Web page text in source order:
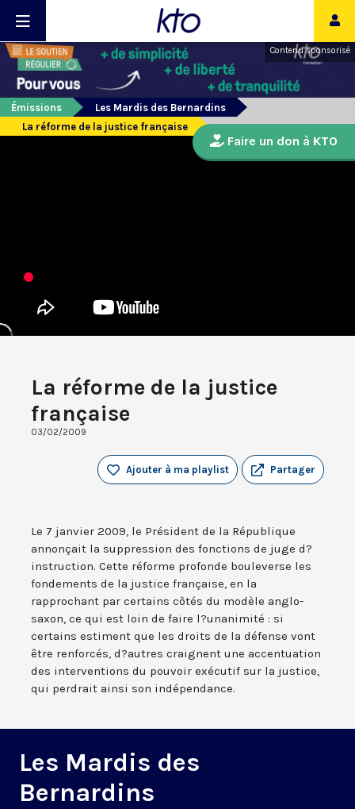
Contenu sponsorisé
Émissions
Les Mardis des Bernardins
La réforme de la justice française
La réforme de la justice
française
03/02/2009
Partager
Ajouter à ma playlist
Le 7 janvier 2009, le Président de la République
annonçait la suppression des fonctions de juge d?
instruction. Cette réforme profonde bouleverse les
fondements de la justice française, en la
rapprochant par certains côtés du modèle anglo-
saxon, ce qui est loin de faire l?unanimité : si
certains estiment que les droits de la défense vont
être renforcés, d?autres craignent une accentuation
des interventions du pouvoir exécutif sur la justice,
qui perdrait ainsi son indépendance.
Les Mardis des
Bernardins
Faire un don à KTO